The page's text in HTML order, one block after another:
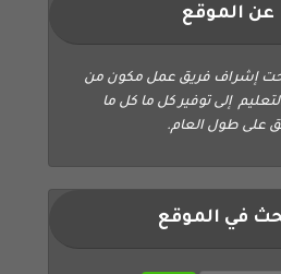
عن الموقع
تحت إشراف فريق عمل مكون من
إلى توفير كل ما كل ما
على طول العام.
في الموقع